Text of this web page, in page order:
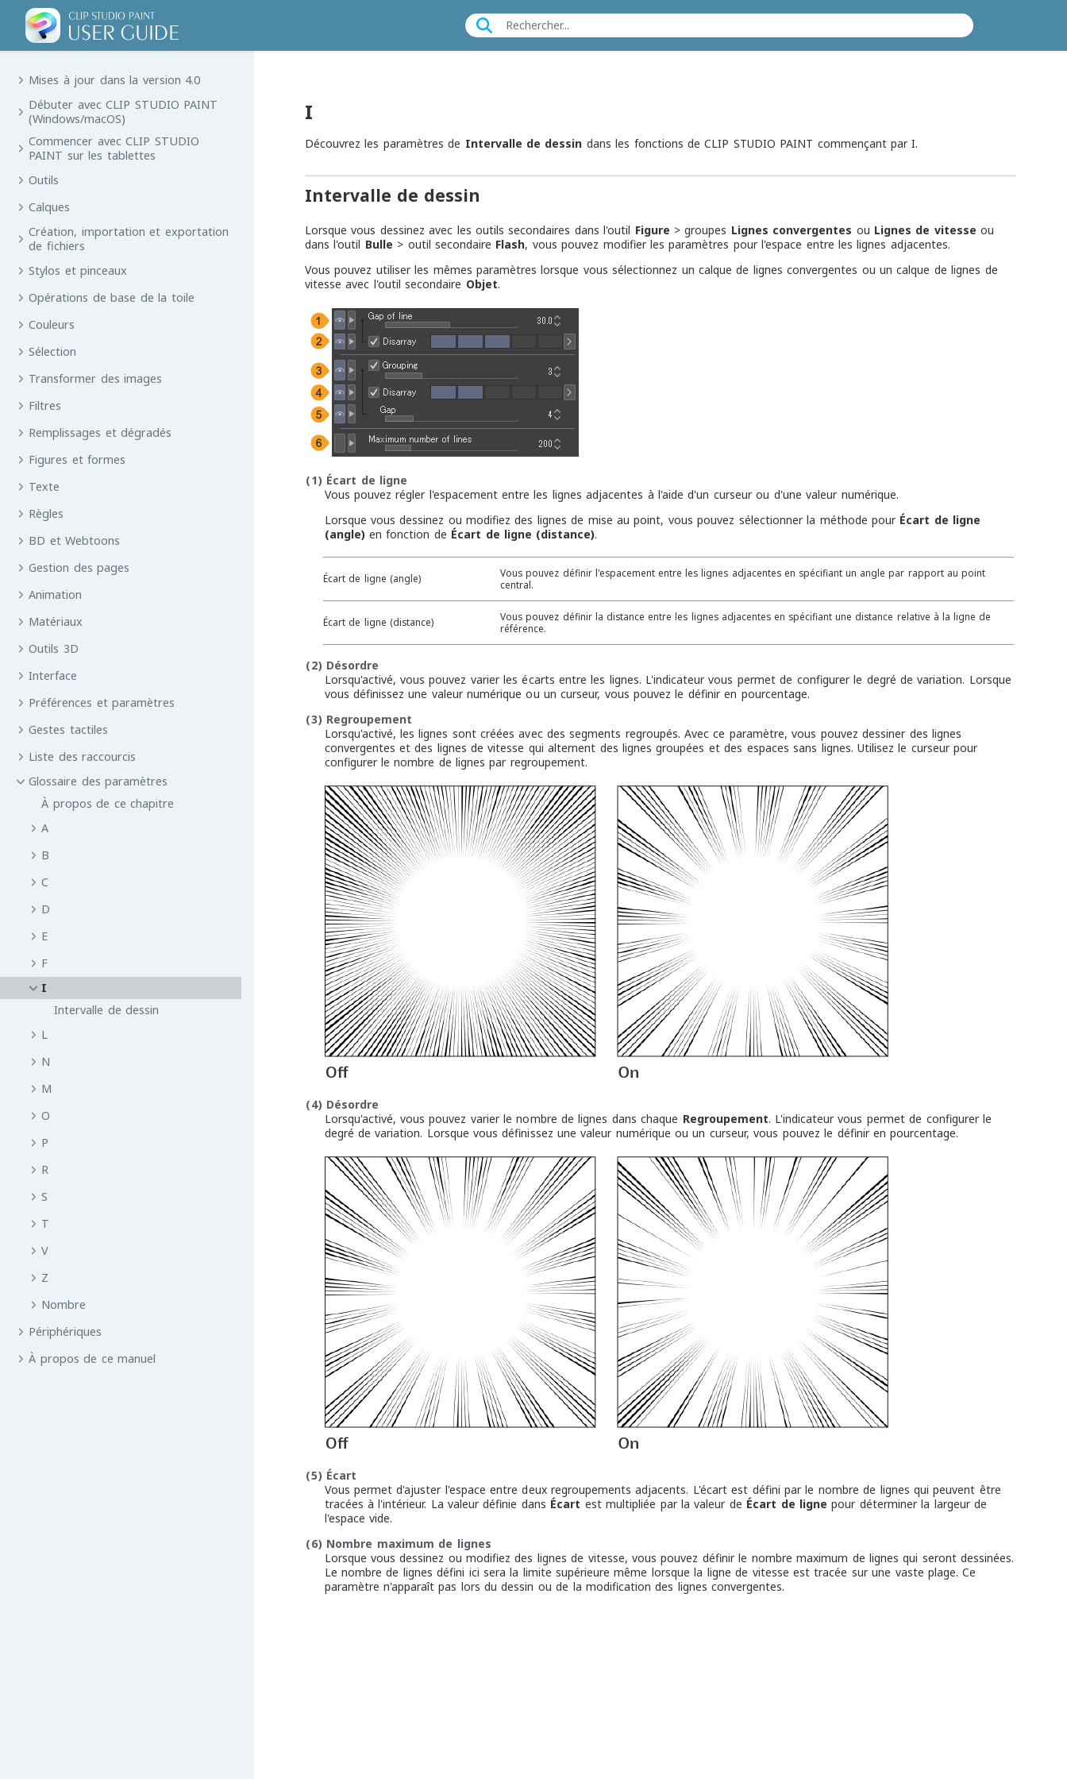
Mises à jour dans la version 4.0
Débuter avec CLIP STUDIO PAINT
(Windows/macOS)
Commencer avec CLIP STUDIO
PAINT sur les tablettes
Outils
Calques
Création, importation et exportation
de fichiers
Stylos et pinceaux
Opérations de base de la toile
Couleurs
Sélection
Transformer des images
Filtres
Remplissages et dégradés
Figures et formes
Texte
Règles
BD et Webtoons
Gestion des pages
Animation
Matériaux
Outils 3D
Interface
Préférences et paramètres
Gestes tactiles
Liste des raccourcis
Glossaire des paramètres
À propos de ce chapitre
A
B
C
D
E
F
I
Intervalle de dessin
L
N
M
O
P
R
S
T
V
Z
Nombre
Périphériques
À propos de ce manuel
I
Découvrez les paramètres de Intervalle de dessin dans les fonctions de CLIP STUDIO PAINT commençant par I.
Intervalle de dessin
Lorsque vous dessinez avec les outils secondaires dans l'outil Figure > groupes Lignes convergentes ou Lignes de vitesse ou
dans l'outil Bulle > outil secondaire Flash, vous pouvez modifier les paramètres pour l'espace entre les lignes adjacentes.
Vous pouvez utiliser les mêmes paramètres lorsque vous sélectionnez un calque de lignes convergentes ou un calque de lignes de
vitesse avec l'outil secondaire Objet.
(1) Écart de ligne
Vous pouvez régler l'espacement entre les lignes adjacentes à l'aide d'un curseur ou d'une valeur numérique.
Lorsque vous dessinez ou modifiez des lignes de mise au point, vous pouvez sélectionner la méthode pour Écart de ligne
(angle) en fonction de Écart de ligne (distance).
Écart de ligne (angle)
Vous pouvez définir l'espacement entre les lignes adjacentes en spécifiant un angle par rapport au point
central.
Écart de ligne (distance)
Vous pouvez définir la distance entre les lignes adjacentes en spécifiant une distance relative à la ligne de
référence.
(2) Désordre
Lorsqu'activé, vous pouvez varier les écarts entre les lignes. L'indicateur vous permet de configurer le degré de variation. Lorsque
vous définissez une valeur numérique ou un curseur, vous pouvez le définir en pourcentage.
(3) Regroupement
Lorsqu'activé, les lignes sont créées avec des segments regroupés. Avec ce paramètre, vous pouvez dessiner des lignes
convergentes et des lignes de vitesse qui alternent des lignes groupées et des espaces sans lignes. Utilisez le curseur pour
configurer le nombre de lignes par regroupement.
(4) Désordre
Lorsqu'activé, vous pouvez varier le nombre de lignes dans chaque Regroupement. L'indicateur vous permet de configurer le
degré de variation. Lorsque vous définissez une valeur numérique ou un curseur, vous pouvez le définir en pourcentage.
(5) Écart
Vous permet d'ajuster l'espace entre deux regroupements adjacents. L'écart est défini par le nombre de lignes qui peuvent être
tracées à l'intérieur. La valeur définie dans Écart est multipliée par la valeur de Écart de ligne pour déterminer la largeur de
l'espace vide.
(6) Nombre maximum de lignes
Lorsque vous dessinez ou modifiez des lignes de vitesse, vous pouvez définir le nombre maximum de lignes qui seront dessinées.
Le nombre de lignes défini ici sera la limite supérieure même lorsque la ligne de vitesse est tracée sur une vaste plage. Ce
paramètre n'apparaît pas lors du dessin ou de la modification des lignes convergentes.